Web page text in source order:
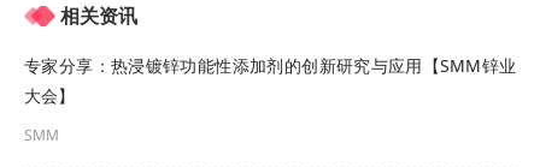
间的资金成本存在差异，西部欠发达地区银行资金
成本偏高，导致企业去银行贴现的成本较高，而东
部沿海地区经济发达，银行资金成本低，所以我们
相关资讯
专家分享：热浸镀锌功能性添加剂的创新研究与应用【SMM锌业
大会】
SMM